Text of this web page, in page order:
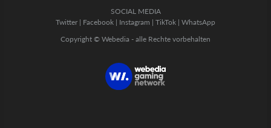
SOCIAL MEDIA
Twitter | Facebook | Instagram | TikTok | WhatsApp
Copyright © Webedia - alle Rechte vorbehalten